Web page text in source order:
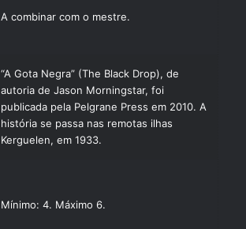
A combinar com o mestre.
“A Gota Negra” (The Black Drop), de
autoria de Jason Morningstar, foi
publicada pela Pelgrane Press em 2010. A
história se passa nas remotas ilhas
Kerguelen, em 1933.
Mínimo: 4. Máximo 6.